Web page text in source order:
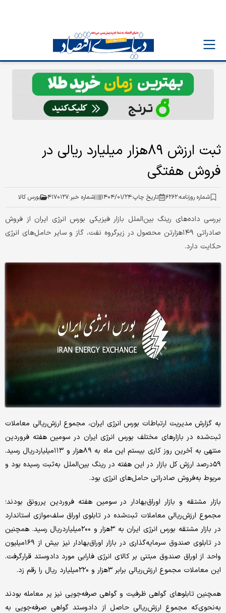
ثبت ارزش ۸۹‌هزار‌ میلیارد ‌ریالی در
فروش هفتگی
شماره روزنامه:۶۲۶۲ تاریخ چاپ:۱۴۰۴/۰۱/۲۴ شماره خبر:۴۱۷۰۱۲۷ بورس کالا
بررسی داده‌های رینگ بین‌الملل بازار فیزیکی بورس انرژی ایران از فروش
صادراتی ۱۴۹‌هزار‌تن محصول در زیرگروه نفت، گاز و سایر حامل‌های انرژی
حکایت دارد.
به گزارش مدیریت ارتباطات بورس انرژی ایران، مجموع ارزش‌ریالی معاملات
ثبت‌شده در بازارهای مختلف بورس انرژی ایران در سومین هفته فروردین
منتهی به آخرین روز کاری بیستم این ماه به ۸۹‌هزار و ۱۱۳‌میلیارد‌ریال رسید.
۵۹‌درصد ارزش کل بازار در این هفته در رینگ بین‌الملل به‌ثبت رسیده بود و
مربوط به‌فروش‌‌‌‌‌ صادراتی حامل‌های انرژی بود.
بازار مشتقه و بازار اوراق‌بهادار در سومین هفته فروردین پررونق بودند؛
مجموع ارزش‌ریالی معاملات ثبت‌شده در تابلوی اوراق سلف‌موازی استاندارد
در بازار مشتقه بورس انرژی ایران به ۳‌هزار و ۲۰۰‌میلیارد‌ریال رسید. همچنین
در تابلوی صندوق سرمایه‌گذاری در بازار اوراق‌بهادار نیز بیش از ۱۶۹‌میلیون
واحد از اوراق صندوق مبتنی بر کالای انرژی فارابی مورد دادوستد قرارگرفت.
این معاملات مجموع ارزش‌ریالی ‌برابر ۳‌هزار و ۲۲۰‌میلیارد ‌ریال را رقم زد.
همچنین تابلوهای گواهی ظرفیت و گواهی صرفه‌جویی نیز پر معامله بودند
به‌نحوی‌که مجموع ارزش‌ریالی حاصل از دادوستد گواهی صرفه‌جویی به